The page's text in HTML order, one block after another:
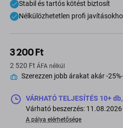
Stabil és tartós kötést biztosít
Nélkülözhetetlen profi
3 200 Ft
2 520 Ft ÁFA nélkül
Szerezzen jobb árakat akár -
VÁRHATÓ TELJESÍTÉS 10+
Várható beszerzés: 11.08.2026
A pálya elérhetősége